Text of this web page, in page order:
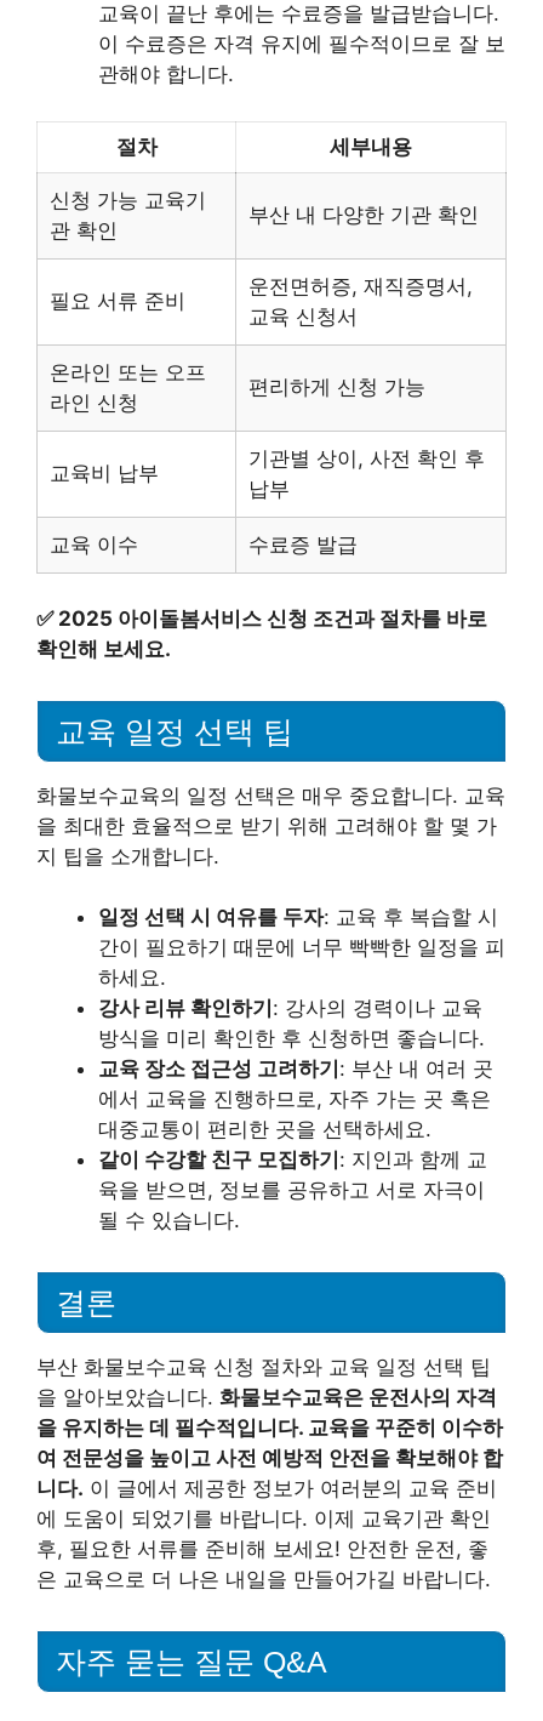
교육이 끝난 후에는 수료증을 발급받습니다.
이 수료증은 자격 유지에 필수적이므로 잘 보
관해야 합니다.
절차 세부내용
신청 가능 교육기
관 확인
부산 내 다양한 기관 확인
필요 서류 준비
운전면허증, 재직증명서,
교육 신청서
온라인 또는 오프
라인 신청
편리하게 신청 가능
교육비 납부
기관별 상이, 사전 확인 후
납부
교육 이수 수료증 발급
✅ 2025 아이돌봄서비스 신청 조건과 절차를 바로
확인해 보세요.
교육 일정 선택 팁
화물보수교육의 일정 선택은 매우 중요합니다. 교육
을 최대한 효율적으로 받기 위해 고려해야 할 몇 가
지 팁을 소개합니다.
일정 선택 시 여유를 두자: 교육 후 복습할 시
간이 필요하기 때문에 너무 빡빡한 일정을 피
하세요.
강사 리뷰 확인하기 : 강사의 경력이나 교육
방식을 미리 확인한 후 신청하면 좋습니다.
교육 장소 접근성 고려하기 : 부산 내 여러 곳
에서 교육을 진행하므로, 자주 가는 곳 혹은
대중교통이 편리한 곳을 선택하세요.
같이 수강할 친구 모집하기 : 지인과 함께 교
육을 받으면, 정보를 공유하고 서로 자극이
될 수 있습니다.
결론
부산 화물보수교육 신청 절차와 교육 일정 선택 팁
을 알아보았습니다. 화물보수교육은 운전사의 자격
을 유지하는 데 필수적입니다. 교육을 꾸준히 이수하
여 전문성을 높이고 사전 예방적 안전을 확보해야 합
니다. 이 글에서 제공한 정보가 여러분의 교육 준비
에 도움이 되었기를 바랍니다. 이제 교육기관 확인
후, 필요한 서류를 준비해 보세요! 안전한 운전, 좋
은 교육으로 더 나은 내일을 만들어가길 바랍니다.
자주 묻는 질문 Q&A